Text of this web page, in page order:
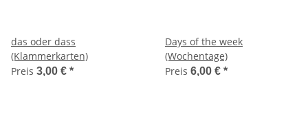
das oder dass
(Klammerkarten)
Preis 3,00 € *
Days of the week
(Wochentage)
Preis 6,00 € *